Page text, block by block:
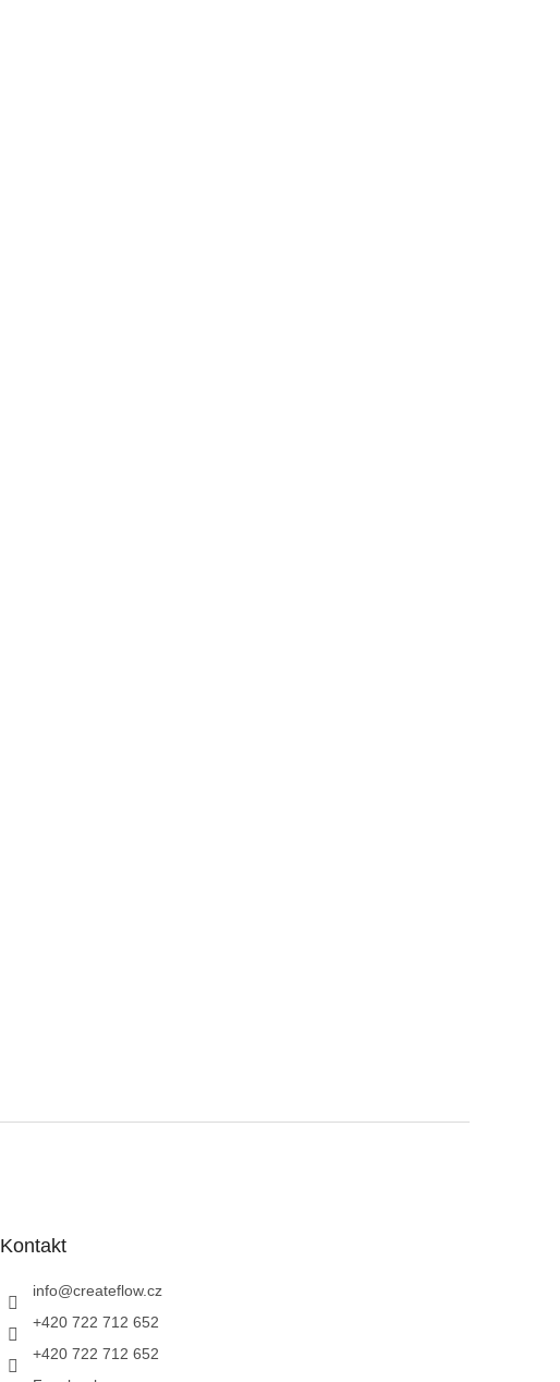
Kontakt
info@createflow.cz
+420 722 712 652
+420 722 712 652